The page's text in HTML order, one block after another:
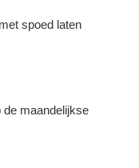
spoed laten
de maandelijkse